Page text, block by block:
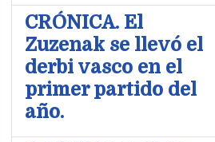
CRÓNICA. El
Zuzenak se llevó el
derbi vasco en el
primer partido del
año.